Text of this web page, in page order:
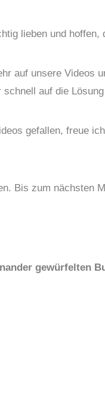
lieben und hoffen,
auf unsere Videos
auf die
gefallen, freue
Bis zum nächsten
gewürfelten